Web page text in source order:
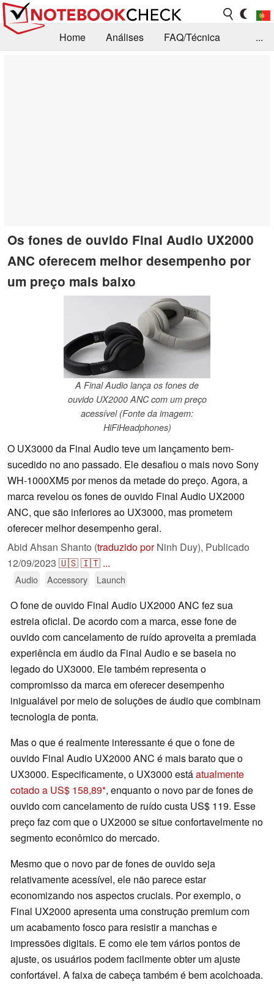
Home Análises
FAQ/Técnica
...
Os fones de ouvido Final Audio UX2000
ANC oferecem melhor desempenho por
um preço mais baixo
A Final Audio lança os fones de
ouvido UX2000 ANC com um preço
acessível (Fonte da imagem:
HiFiHeadphones)
O UX3000 da Final Audio teve um lançamento bem-
sucedido no ano passado. Ele desafiou o mais novo Sony
WH-1000XM5 por menos da metade do preço. Agora, a
marca revelou os fones de ouvido Final Audio UX2000
ANC, que são inferiores ao UX3000, mas prometem
oferecer melhor desempenho geral.
Abid Ahsan Shanto (traduzido porNinh Duy), Publicado
12/09/2023 🇺🇸🇮🇹 ...
Audio Accessory Launch
O fone de ouvido Final Audio UX2000 ANC fez sua
estreia oficial. De acordo com a marca, esse fone de
ouvido com cancelamento de ruído aproveita a premiada
experiência em áudio da Final Audio e se baseia no
legado do UX3000. Ele também representa o
compromisso da marca em oferecer desempenho
inigualável por meio de soluções de áudio que combinam
tecnologia de ponta.
Mas o que é realmente interessante é que o fone de
ouvido Final Audio UX2000 ANC é mais barato que o
UX3000. Especificamente, o UX3000 estáatualmente
cotado a US$ 158,89 , enquanto o novo par de fones de
ouvido com cancelamento de ruído custa US$ 119. Esse
preço faz com que o UX2000 se situe confortavelmente no
segmento econômico do mercado.
Mesmo que o novo par de fones de ouvido seja
relativamente acessível, ele não parece estar
economizando nos aspectos cruciais. Por exemplo, o
Final UX2000 apresenta uma construção premium com
um acabamento fosco para resistir a manchas e
impressões digitais. E como ele tem vários pontos de
ajuste, os usuários podem facilmente obter um ajuste
confortável. A faixa de cabeça também é bem acolchoada.